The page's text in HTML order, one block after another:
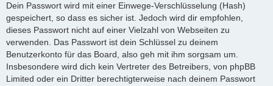
Dein Passwort wird mit einer Einwege-Verschlüsselung (Hash)
gespeichert, so dass es sicher ist. Jedoch wird dir empfohlen,
dieses Passwort nicht auf einer Vielzahl von Webseiten zu
verwenden. Das Passwort ist dein Schlüssel zu deinem
Benutzerkonto für das Board, also geh mit ihm sorgsam um.
Insbesondere wird dich kein Vertreter des Betreibers, von phpBB
Limited oder ein Dritter berechtigterweise nach deinem Passwort